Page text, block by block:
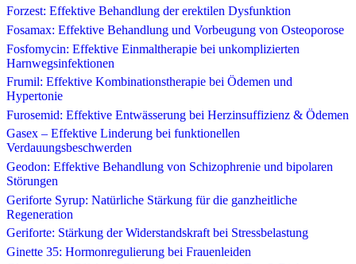
Forzest: Effektive Behandlung der erektilen Dysfunktion
Fosamax: Effektive Behandlung und Vorbeugung von Osteoporose
Fosfomycin: Effektive Einmaltherapie bei unkomplizierten
Harnwegsinfektionen
Frumil: Effektive Kombinationstherapie bei Ödemen und
Hypertonie
Furosemid: Effektive Entwässerung bei Herzinsuffizienz & Ödemen
Gasex – Effektive Linderung bei funktionellen
Verdauungsbeschwerden
Geodon: Effektive Behandlung von Schizophrenie und bipolaren
Störungen
Geriforte Syrup: Natürliche Stärkung für die ganzheitliche
Regeneration
Geriforte: Stärkung der Widerstandskraft bei Stressbelastung
Ginette 35: Hormonregulierung bei Frauenleiden